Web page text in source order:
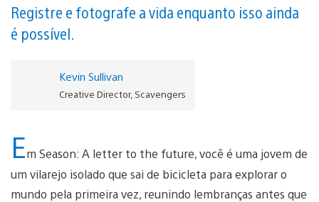
Registre e fotografe a vida enquanto isso ainda
é possível.
Kevin Sullivan
Creative Director, Scavengers
Em Season: A letter to the future, você é uma jovem de
um vilarejo isolado que sai de bicicleta para explorar o
mundo pela primeira vez, reunindo lembranças antes que